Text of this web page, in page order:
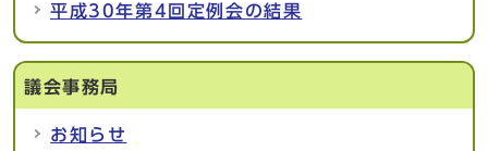
平成30年第4回定例会の結果
議会事務局
お知らせ